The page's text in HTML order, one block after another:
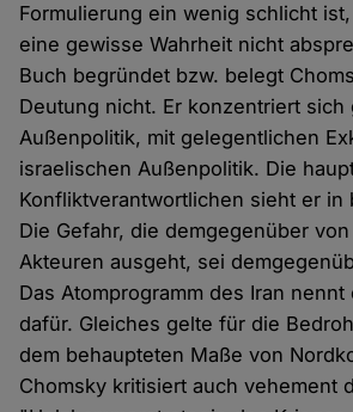
Formulierung ein wenig schlicht
eine gewisse Wahrheit nicht
Buch begründet bzw. belegt
Deutung nicht. Er konzentriert sich
Außenpolitik, mit gelegentlichen
israelischen Außenpolitik. Die
Konfliktverantwortlichen sieht er in
Die Gefahr, die demgegenüber
Akteuren ausgeht, sei
Das Atomprogramm des Iran nennt
dafür. Gleiches gelte für die
dem behaupteten Maße von
Chomsky kritisiert auch vehement